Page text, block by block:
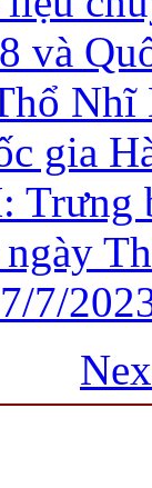
và
Nhĩ
gia
Trưng
7/